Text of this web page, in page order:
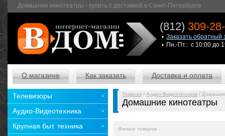
Домашние кинотеатры - купить с доставкой в Санкт-Петербурге
(812) 309-
Заказать обратный
Пн.-Пт.: с 10:00 до
О магазине Как заказать Доставка и оплата
Главная / Аудио-Видеотехника /
Домашние кинотеатры
Фильтр товаров
Телевизоры
Аудио-Видеотехника
Крупная быт. техника